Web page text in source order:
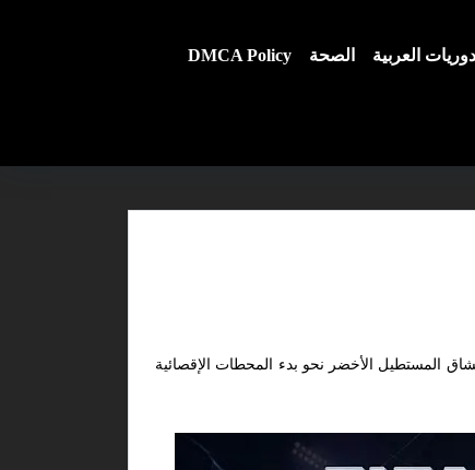
العربية الصحة DMCA Policy
المستطيل الأخضر نحو بدء المحطات الإقصائية